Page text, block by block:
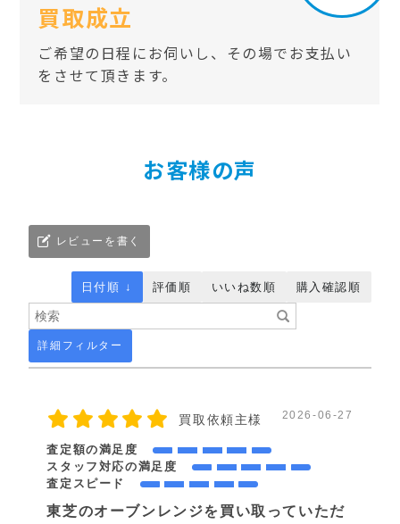
買取成立
ご希望の日程にお伺いし、その場でお支払い
をさせて頂きます。
お客様の声
レビューを書く
詳細フィルター
日付順 ↓ 評価順 いいね数順 購入確認順
買取依頼主様 2026-06-27
査定額の満足度
スタッフ対応の満足度
査定スピード
東芝のオーブンレンジを買い取っていただ